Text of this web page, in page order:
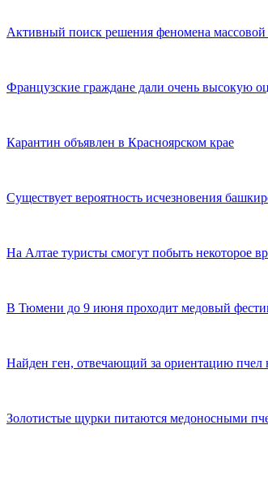
Активный поиск решения феномена
Французские граждане дали очень высокую
Карантин объявлен в Красноярском крае
Существует вероятность исчезновения
На Алтае туристы смогут побыть некоторое
В Тюмени до 9 июня проходит медовый
Найден ген, отвечающий за ориентацию пчел
Золотистые щурки питаются медоносными